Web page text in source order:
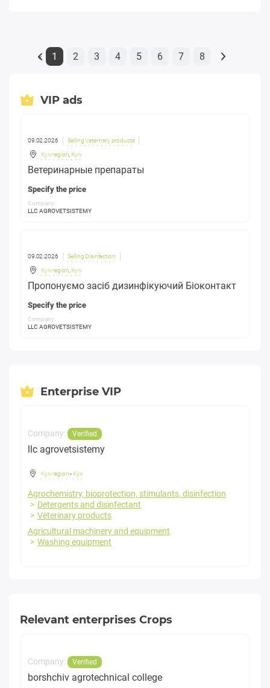
« 1 2 3 4 5 6 7 8
VIP ads
09.02.2026 Selling Veterinary products
Kyiv region, Kyiv
Ветеринарные препараты
Specify the price
Company:
LLC AGROVETSISTEMY
09.02.2026 Selling Disinfection
Kyiv region, Kyiv
Пропонуємо засіб дизинфікуючий Біоконтакт
Specify the price
Company:
LLC AGROVETSISTEMY
Enterprise VIP
Company: Verified
llc agrovetsistemy
Kyiv region- Kyiv
Agrochemistry, bioprotection, stimulants, disinfection
Detergents and disinfectant
Veterinary products
Agricultural machinery and equipment
Washing equipment
Relevant enterprises Crops
Company: Verified
borshchiv agrotechnical college